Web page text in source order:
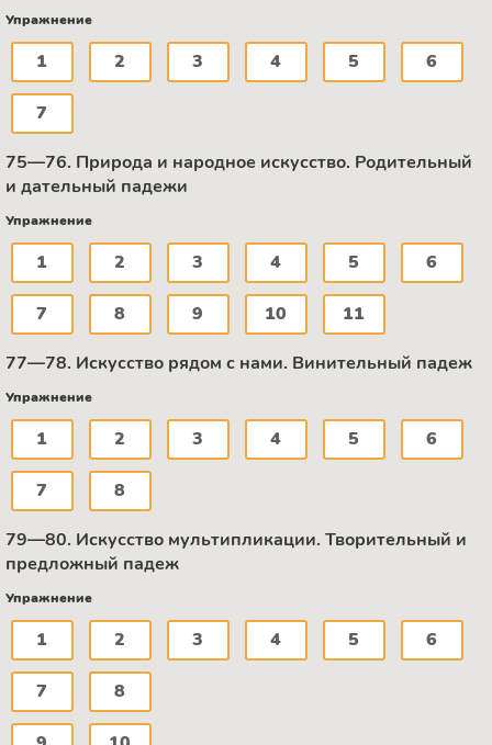
Упражнение
1 2 3 4 5 6
7
75—76. Природа и народное искусство. Родительный
и дательный падежи
Упражнение
1 2 3 4 5 6
7 8 9 10 11
77—78. Искусство рядом с нами. Винительный падеж
Упражнение
1 2 3 4 5 6
7 8
79—80. Искусство мультипликации. Творительный и
предложный падеж
Упражнение
1 2 3 4 5 6
7 8